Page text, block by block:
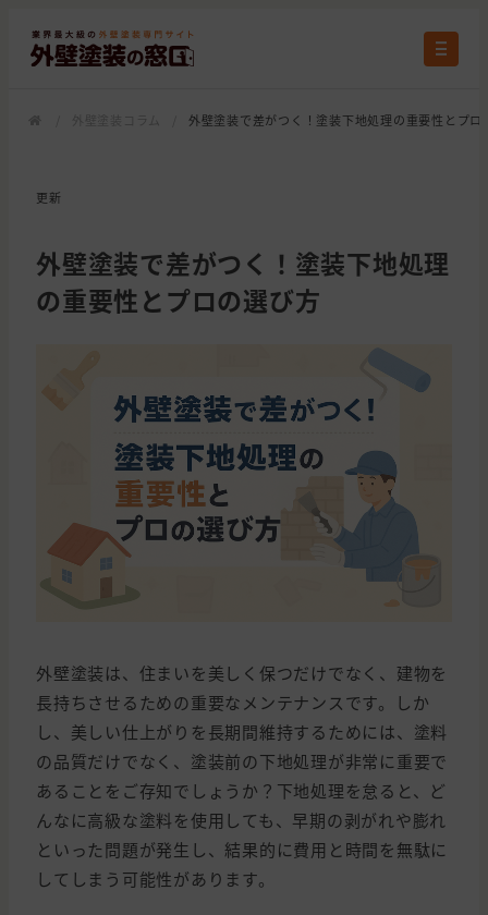
外壁塗装で差がつく！塗装下地処理の重要性とプ
更新
外壁塗装で差がつく！塗装下地処理
の重要性とプロの選び方
外壁塗装は、住まいを美しく保つだけでなく、建物を
長持ちさせるための重要なメンテナンスです。しか
し、美しい仕上がりを長期間維持するためには、塗料
の品質だけでなく、塗装前の下地処理が非常に重要で
あることをご存知でしょうか？下地処理を怠ると、ど
んなに高級な塗料を使用しても、早期の剥がれや膨れ
といった問題が発生し、結果的に費用と時間を無駄に
してしまう可能性があります。